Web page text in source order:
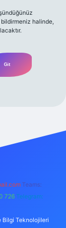
halinde,
Teams:
726 Telegram:
Bilgi Teknolojileri